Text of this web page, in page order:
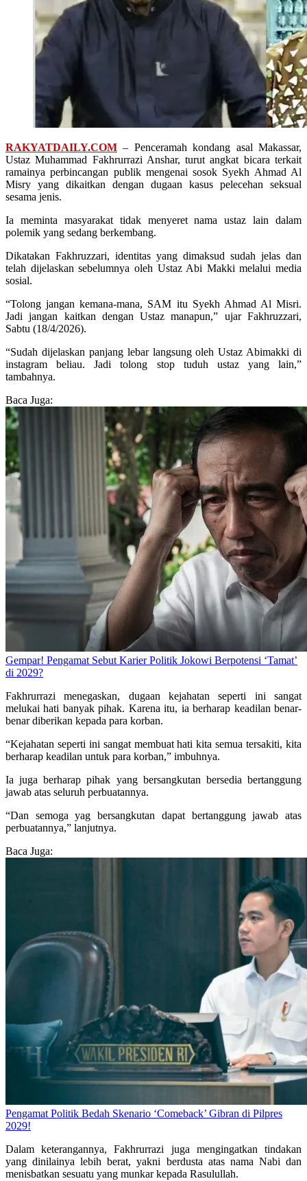
RAKYATDAILY.COM – Penceramah kondang asal Makassar,
Ustaz Muhammad Fakhrurrazi Anshar, turut angkat bicara terkait
ramainya perbincangan publik mengenai sosok Syekh Ahmad Al
Misry yang dikaitkan dengan dugaan kasus pelecehan seksual
sesama jenis.
Ia meminta masyarakat tidak menyeret nama ustaz lain dalam
polemik yang sedang berkembang.
Dikatakan Fakhruzzari, identitas yang dimaksud sudah jelas dan
telah dijelaskan sebelumnya oleh Ustaz Abi Makki melalui media
sosial.
“Tolong jangan kemana-mana, SAM itu Syekh Ahmad Al Misri.
Jadi jangan kaitkan dengan Ustaz manapun,” ujar Fakhruzzari,
Sabtu (18/4/2026).
“Sudah dijelaskan panjang lebar langsung oleh Ustaz Abimakki di
instagram beliau. Jadi tolong stop tuduh ustaz yang lain,”
tambahnya.
Baca Juga:
Gempar! Pengamat Sebut Karier Politik Jokowi Berpotensi ‘Tamat’
di 2029?
Fakhrurrazi menegaskan, dugaan kejahatan seperti ini sangat
melukai hati banyak pihak. Karena itu, ia berharap keadilan benar-
benar diberikan kepada para korban.
“Kejahatan seperti ini sangat membuat hati kita semua tersakiti, kita
berharap keadilan untuk para korban,” imbuhnya.
Ia juga berharap pihak yang bersangkutan bersedia bertanggung
jawab atas seluruh perbuatannya.
“Dan semoga yag bersangkutan dapat bertanggung jawab atas
perbuatannya,” lanjutnya.
Baca Juga:
Pengamat Politik Bedah Skenario ‘Comeback’ Gibran di Pilpres
2029!
Dalam keterangannya, Fakhrurrazi juga mengingatkan tindakan
yang dinilainya lebih berat, yakni berdusta atas nama Nabi dan
menisbatkan sesuatu yang munkar kepada Rasulullah.